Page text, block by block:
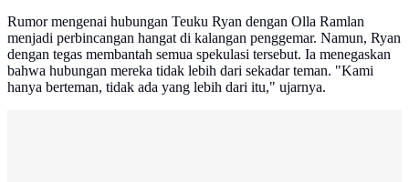
Rumor mengenai hubungan Teuku Ryan dengan Olla Ramlan
menjadi perbincangan hangat di kalangan penggemar. Namun, Ryan
dengan tegas membantah semua spekulasi tersebut. Ia menegaskan
bahwa hubungan mereka tidak lebih dari sekadar teman. "Kami
hanya berteman, tidak ada yang lebih dari itu," ujarnya.